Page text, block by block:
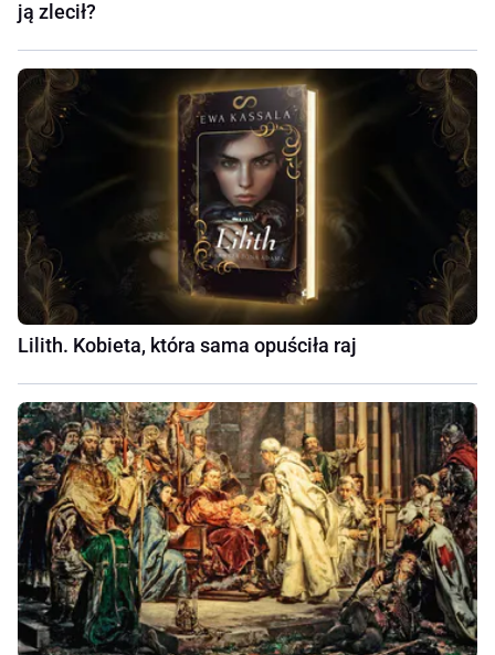
ją zlecił?
Lilith. Kobieta, która sama opuściła raj